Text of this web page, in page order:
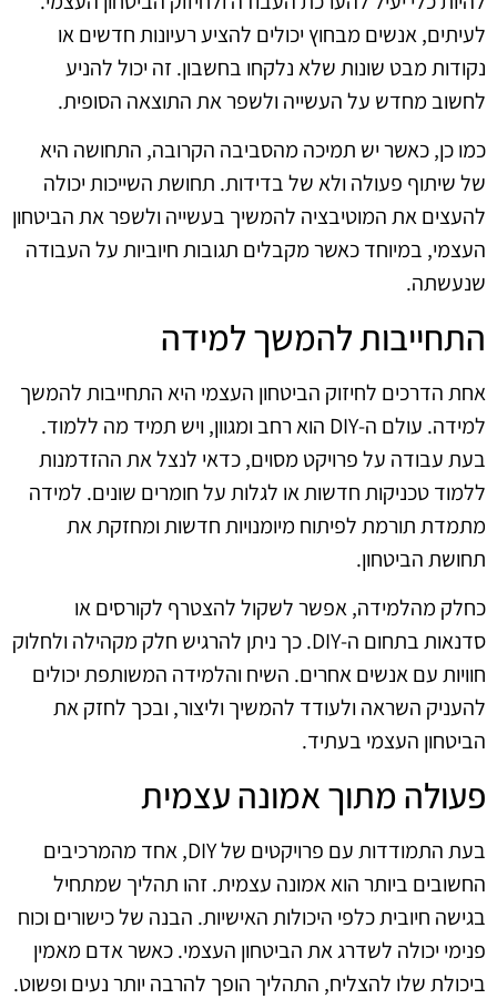
לעיתים, אנשים מבחוץ יכולים להציע רעיונות חדשים או
נקודות מבט שונות שלא נלקחו בחשבון. זה יכול להניע
לחשוב מחדש על העשייה ולשפר את התוצאה הסופית.
כמו כן, כאשר יש תמיכה מהסביבה הקרובה, התחושה היא
של שיתוף פעולה ולא של בדידות. תחושת השייכות יכולה
להעצים את המוטיבציה להמשיך בעשייה ולשפר את הביטחון
העצמי, במיוחד כאשר מקבלים תגובות חיוביות על העבודה
שנעשתה.
התחייבות להמשך למידה
אחת הדרכים לחיזוק הביטחון העצמי היא התחייבות להמשך
למידה. עולם ה-DIY הוא רחב ומגוון, ויש תמיד מה ללמוד.
בעת עבודה על פרויקט מסוים, כדאי לנצל את ההזדמנות
ללמוד טכניקות חדשות או לגלות על חומרים שונים. למידה
מתמדת תורמת לפיתוח מיומנויות חדשות ומחזקת את
תחושת הביטחון.
כחלק מהלמידה, אפשר לשקול להצטרף לקורסים או
סדנאות בתחום ה-DIY. כך ניתן להרגיש חלק מקהילה ולחלוק
חוויות עם אנשים אחרים. השיח והלמידה המשותפת יכולים
להעניק השראה ולעודד להמשיך וליצור, ובכך לחזק את
הביטחון העצמי בעתיד.
פעולה מתוך אמונה עצמית
בעת התמודדות עם פרויקטים של DIY, אחד מהמרכיבים
החשובים ביותר הוא אמונה עצמית. זהו תהליך שמתחיל
בגישה חיובית כלפי היכולות האישיות. הבנה של כישורים וכוח
פנימי יכולה לשדרג את הביטחון העצמי. כאשר אדם מאמין
ביכולת שלו להצליח, התהליך הופך להרבה יותר נעים ופשוט.